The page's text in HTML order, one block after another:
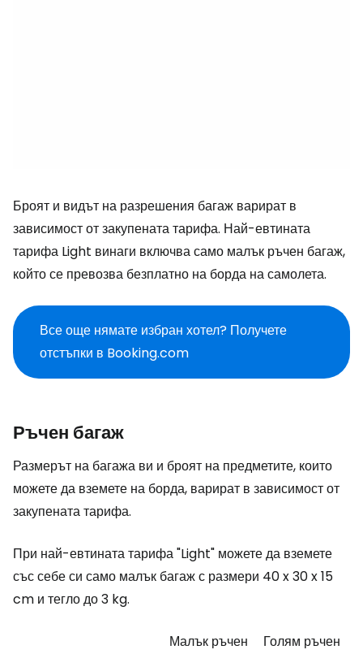
Броят и видът на разрешения багаж варират в
зависимост от закупената тарифа. Най-евтината
тарифа Light винаги включва само малък ръчен багаж,
който се превозва безплатно на борда на самолета.
Все още нямате избран хотел? Получете
отстъпки в Booking.com
Ръчен багаж
Размерът на багажа ви и броят на предметите, които
можете да вземете на борда, варират в зависимост от
закупената тарифа.
При най-евтината тарифа "Light" можете да вземете
със себе си само малък багаж с размери 40 x 30 x 15
cm и тегло до 3 kg.
Малък ръчен
Голям ръчен